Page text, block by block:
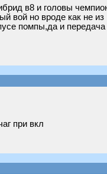
в8 и головы
вой но вроде как не
помпы,да и
при вкл